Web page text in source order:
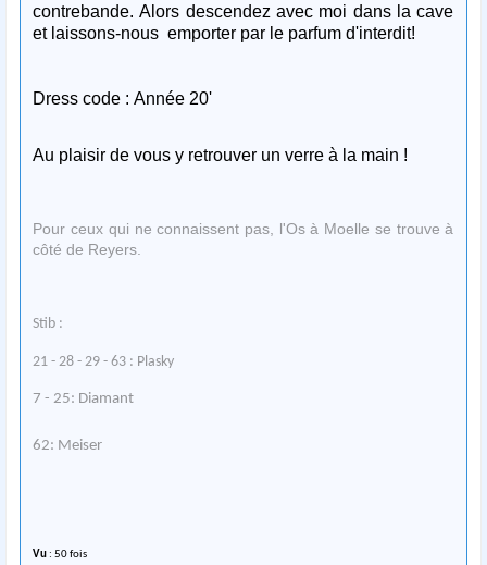
contrebande.Alors descendez avec moi dans la cave
et laissons-nous emporter par le parfumd'interdit!
Dress code : Année 20'
Au plaisir de vous y retrouver un verre à la main !
Pour ceux qui ne connaissent pas, l'Os à Moelle se trouve à
côté de Reyers.
Stib :
21 - 28 - 29 - 63 : Plasky
7 - 25: Diamant
62: Meiser
Vu : 50 fois